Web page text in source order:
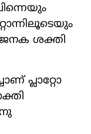
ശക്തി
പ്ലാറ്റോ